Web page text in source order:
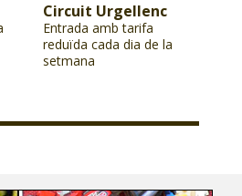
Circuit Urgellenc
Entrada amb tarifa
reduïda cada dia de la
setmana